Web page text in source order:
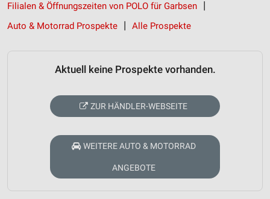
Filialen & Öffnungszeiten von POLO für Garbsen
Auto & Motorrad Prospekte
Alle Prospekte
Aktuell keine Prospekte vorhanden.
ZUR HÄNDLER-WEBSEITE
WEITERE AUTO & MOTORRAD
ANGEBOTE